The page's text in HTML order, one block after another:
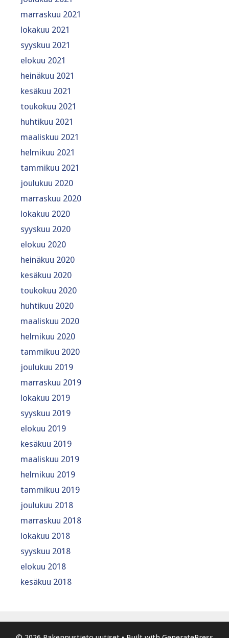
marraskuu 2021
lokakuu 2021
syyskuu 2021
elokuu 2021
heinäkuu 2021
kesäkuu 2021
toukokuu 2021
huhtikuu 2021
maaliskuu 2021
helmikuu 2021
tammikuu 2021
joulukuu 2020
marraskuu 2020
lokakuu 2020
syyskuu 2020
elokuu 2020
heinäkuu 2020
kesäkuu 2020
toukokuu 2020
huhtikuu 2020
maaliskuu 2020
helmikuu 2020
tammikuu 2020
joulukuu 2019
marraskuu 2019
lokakuu 2019
syyskuu 2019
elokuu 2019
kesäkuu 2019
maaliskuu 2019
helmikuu 2019
tammikuu 2019
joulukuu 2018
marraskuu 2018
lokakuu 2018
syyskuu 2018
elokuu 2018
kesäkuu 2018